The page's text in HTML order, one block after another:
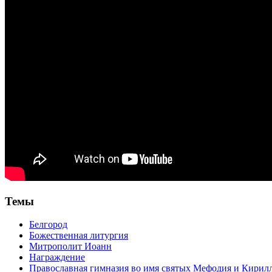
Темы
Белгород
Божественная литургия
Митрополит Иоанн
Награждение
Православная гимназия во имя святых Мефодия и